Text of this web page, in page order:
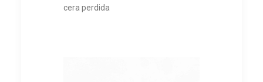
cera perdida